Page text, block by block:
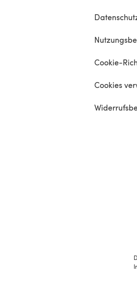
Cookie-
Cookies